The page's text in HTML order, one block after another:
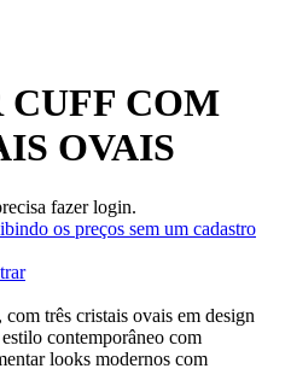
CUFF COM
OVAIS
fazer login.
os preços sem um cadastro
três cristais ovais em design
contemporâneo com
looks modernos com